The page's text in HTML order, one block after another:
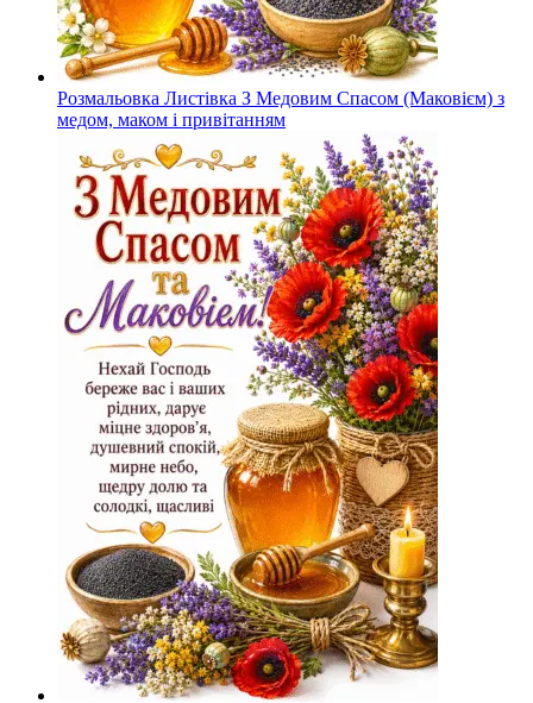
Розмальовка Листівка З Медовим Спасом (Маковієм) з
медом, маком і привітанням